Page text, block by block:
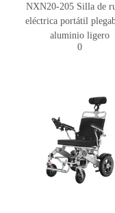
NXN20-205 Silla de
eléctrica portátil
aluminio ligero
0